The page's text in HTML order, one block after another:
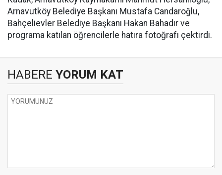
Arnavutköy Belediye Başkanı Mustafa Candaroğlu,
Bahçelievler Belediye Başkanı Hakan Bahadır ve
programa katılan öğrencilerle hatıra fotoğrafı çektirdi.
HABERE YORUM KAT